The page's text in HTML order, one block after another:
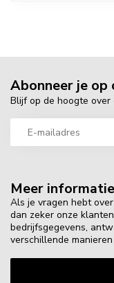
Meer informatie
Als je vragen hebt
dan zeker onze
bedrijfsgegevens,
verschillende
Abonneer je op
Blijf op de hoogte